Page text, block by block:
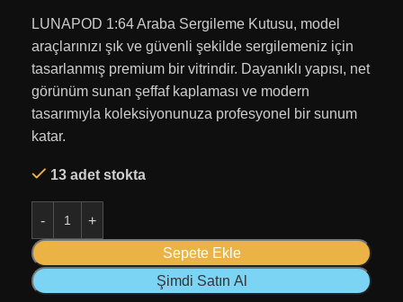
LUNAPOD 1:64 Araba Sergileme Kutusu, model
araçlarınızı şık ve güvenli şekilde sergilemeniz için
tasarlanmış premium bir vitrindir. Dayanıklı yapısı, net
görünüm sunan şeffaf kaplaması ve modern
tasarımıyla koleksiyonunuza profesyonel bir sunum
katar.
13 adet stokta
Sepete Ekle
Şimdi Satın Al